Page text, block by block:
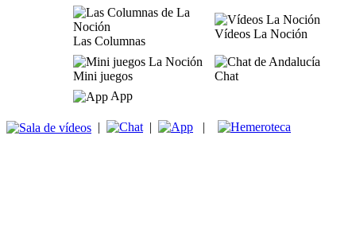
Las Columnas
Vídeos La Noción
Mini juegos
Chat
App
| | |